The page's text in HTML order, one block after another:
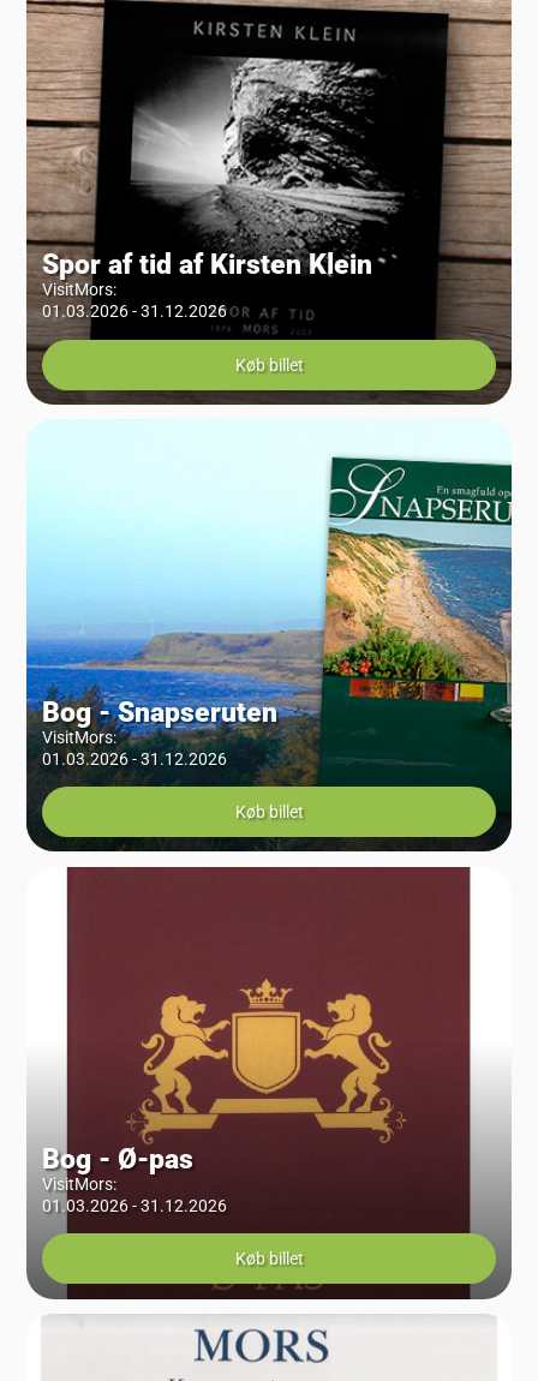
Spor af tid af Kirsten Klein
VisitMors:
01.03.2026 - 31.12.2026
Køb billet
Bog - Snapseruten
VisitMors:
01.03.2026 - 31.12.2026
Køb billet
Bog - Ø-pas
VisitMors:
01.03.2026 - 31.12.2026
Køb billet